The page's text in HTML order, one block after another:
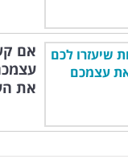
אם
את